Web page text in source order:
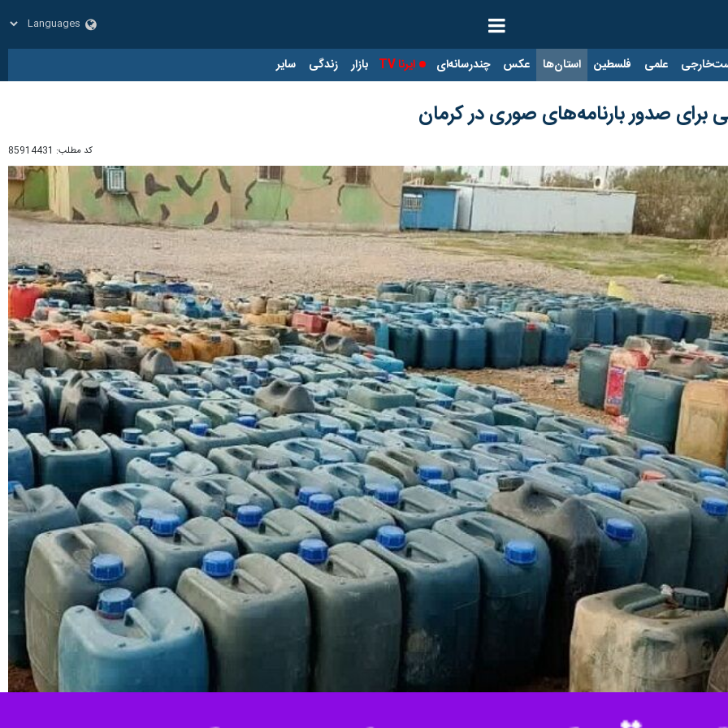
علمی فلسطین استان‌ها عکس چندرسانه‌ای ایرنا TV بازار زندگی سایر
کد مطلب: 85914431